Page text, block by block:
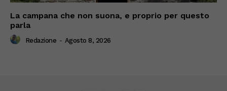
La campana che non suona, e proprio per questo
parla
Redazione - Agosto 8, 2026